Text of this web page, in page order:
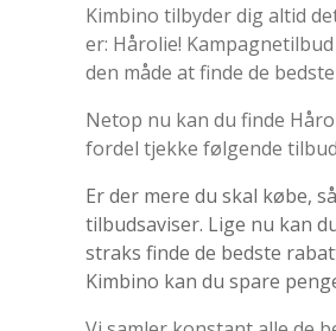
Kimbino tilbyder dig altid
er: Hårolie!
den måde at finde de
Netop nu kan du finde
fordel tjekke følgende
Er der mere du skal købe,
tilbudsaviser. Lige nu kan
straks finde de bedste
Kimbino kan du spare